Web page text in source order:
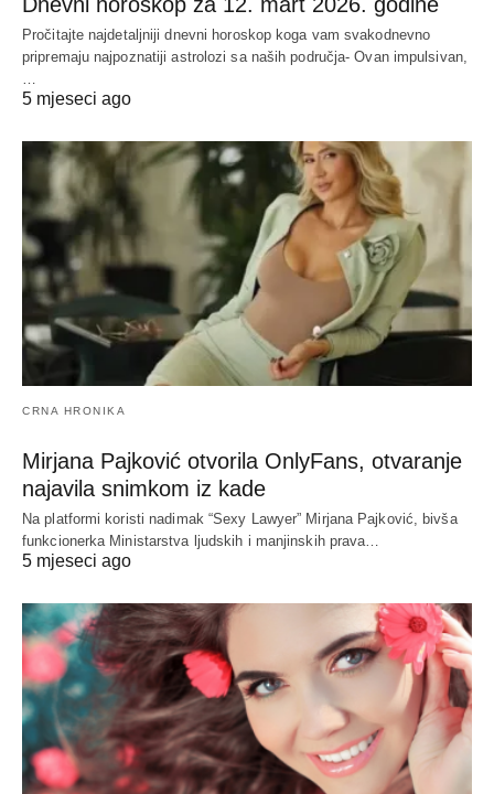
Pročitajte najdetaljniji dnevni horoskop koga vam svakodnevno
pripremaju najpoznatiji astrolozi sa naših područja- Ovan impulsivan,
…
5 mjeseci ago
CRNA HRONIKA
Mirjana Pajković otvorila OnlyFans, otvaranje
najavila snimkom iz kade
Na platformi koristi nadimak “Sexy Lawyer” Mirjana Pajković, bivša
funkcionerka Ministarstva ljudskih i manjinskih prava…
5 mjeseci ago